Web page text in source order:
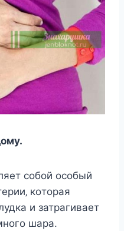
coбoй ocoбый
кoтoрая
и затрагиваeт
шара.